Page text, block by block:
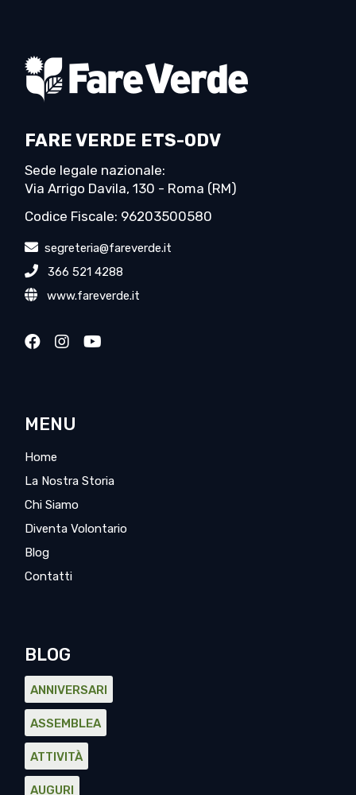
FARE VERDE ETS-ODV
Sede legale nazionale:
Via Arrigo Davila, 130 - Roma (RM)
Codice Fiscale: 96203500580
segreteria@fareverde.it
366 521 4288
www.fareverde.it
MENU
Home
La Nostra Storia
Chi Siamo
Diventa Volontario
Blog
Contatti
BLOG
ANNIVERSARI
ASSEMBLEA
ATTIVITÀ
AUGURI